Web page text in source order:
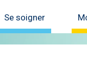
Se soigner